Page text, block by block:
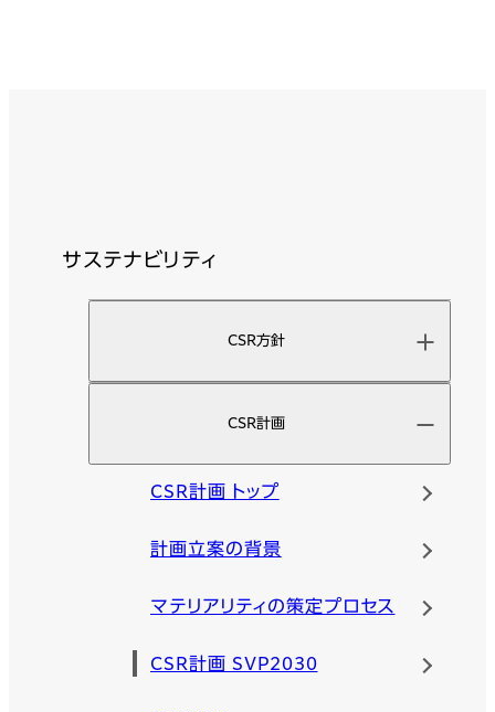
サステナビリティ
CSR方針
CSR計画
CSR計画 トップ
計画立案の背景
マテリアリティの策定プロセス
CSR計画 SVP2030